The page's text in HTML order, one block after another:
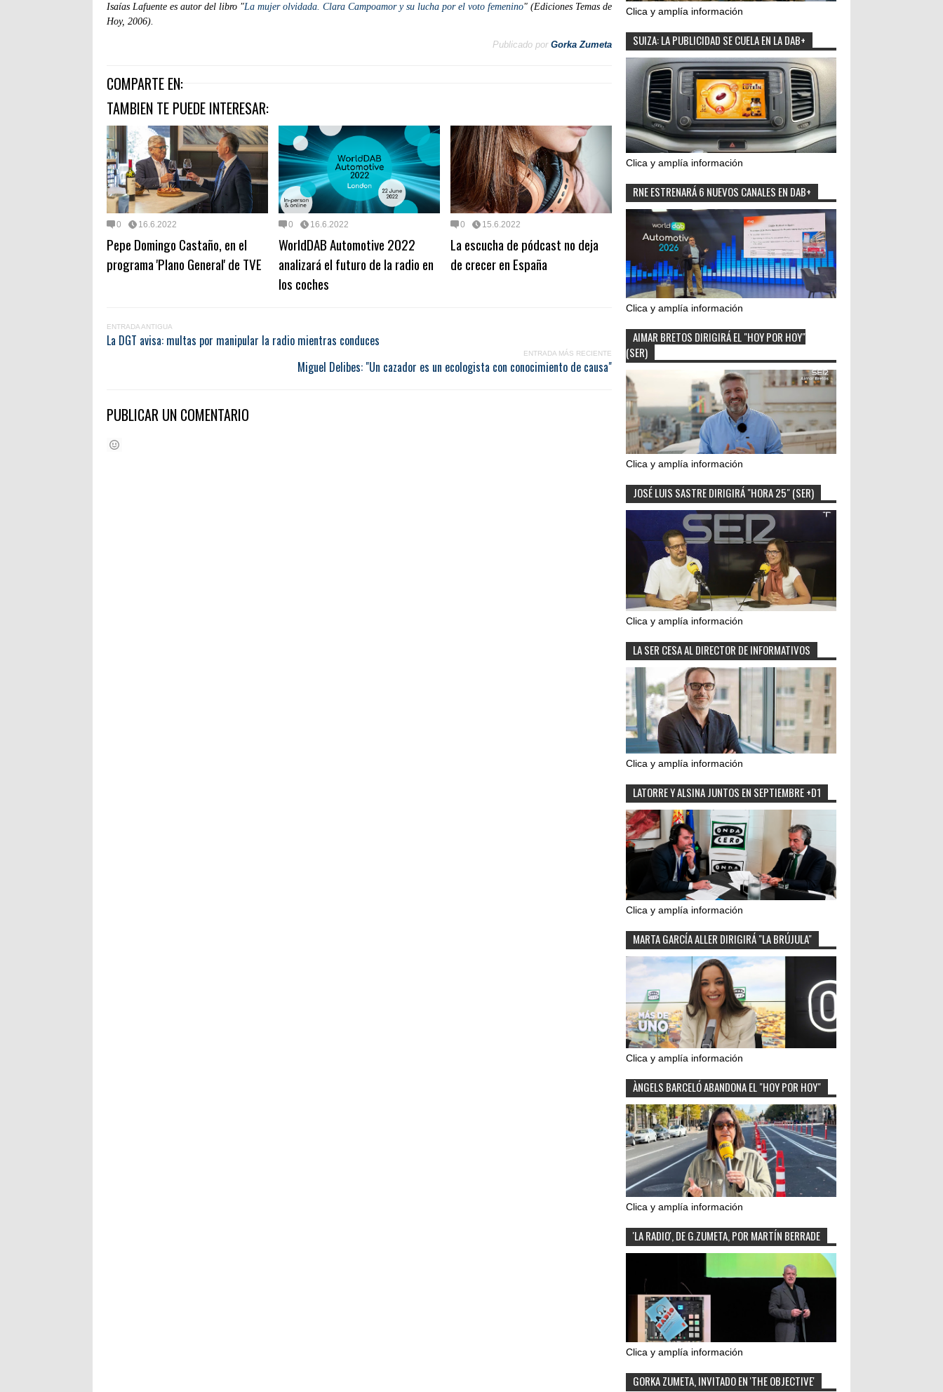
Isaías Lafuente es autor del libro "La mujer olvidada. Clara Campoamor y su lucha por el voto femenino" (Ediciones Temas de
Hoy, 2006).
Publicado por Gorka Zumeta
COMPARTE EN:
TAMBIEN TE PUEDE INTERESAR:
0 16.6.2022
Pepe Domingo Castaño, en el
programa 'Plano General' de TVE
0 16.6.2022
WorldDAB Automotive 2022
analizará el futuro de la radio en
los coches
0 15.6.2022
La escucha de pódcast no deja
de crecer en España
ENTRADA ANTIGUA
La DGT avisa: multas por manipular la radio mientras conduces
ENTRADA MÁS RECIENTE
Miguel Delibes: "Un cazador es un ecologista con conocimiento de causa"
PUBLICAR UN COMENTARIO
Clica y amplía información
SUIZA: LA PUBLICIDAD SE CUELA EN LA DAB+
Clica y amplía información
RNE ESTRENARÁ 6 NUEVOS CANALES EN DAB+
Clica y amplía información
AIMAR BRETOS DIRIGIRÁ EL "HOY POR HOY"
(SER)
Clica y amplía información
JOSÉ LUIS SASTRE DIRIGIRÁ "HORA 25" (SER)
Clica y amplía información
LA SER CESA AL DIRECTOR DE INFORMATIVOS
Clica y amplía información
LATORRE Y ALSINA JUNTOS EN SEPTIEMBRE +D1
Clica y amplía información
MARTA GARCÍA ALLER DIRIGIRÁ "LA BRÚJULA"
Clica y amplía información
ÀNGELS BARCELÓ ABANDONA EL "HOY POR HOY"
Clica y amplía información
'LA RADIO', DE G.ZUMETA, POR MARTÍN BERRADE
Clica y amplía información
GORKA ZUMETA, INVITADO EN 'THE OBJECTIVE'